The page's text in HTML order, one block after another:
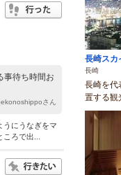
事待ち時間お
さん
うにうなぎをマ
ろで出...
長崎スカ
長崎
長崎を代
置する観